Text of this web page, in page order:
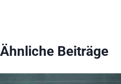
Ähnliche Beiträge